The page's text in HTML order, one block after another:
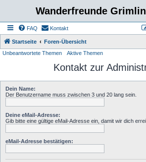
Wanderfreunde
FAQ Kontakt
Startseite Foren-Übersicht
Unbeantwortete Themen Aktive Themen
Kontakt zur
Dein Name:
Der Benutzername muss zwischen 3 und 20 lang sein.
Deine eMail-Adresse:
Gib bitte eine gültige eMail-Adresse ein, damit wir dich
eMail-Adresse bestätigen: